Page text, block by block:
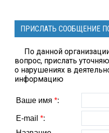
ПРИСЛАТЬ СООБЩЕНИЕ
По данной
вопрос, прислать
о нарушениях в
информацию
Ваше имя *:
E-mail *: